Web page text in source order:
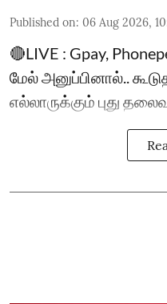
Published on: 06 Aug 2026,
🔴LIVE : Gpay,
மேல் அனுப்பினால்..
எல்லாருக்கும் புது